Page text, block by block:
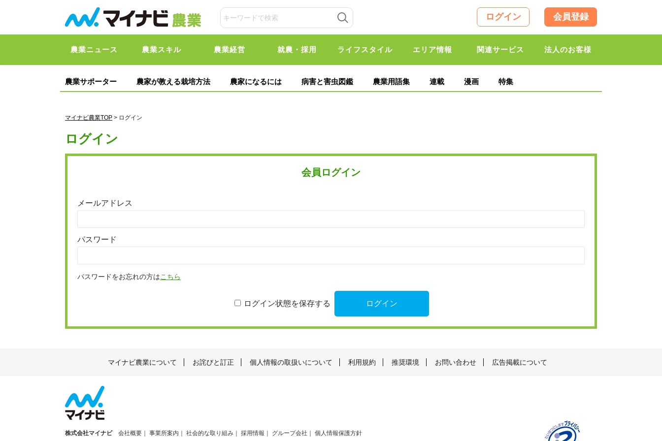
ログイン 会員登録
農業ニュース 農業スキル 農業経営 就農・採用 ライフスタイル エリア情報 関連サービス 法人のお客様
農業サポーター 農家が教える栽培方法 農家になるには 病害と害虫図鑑 農業用語集 連載 漫画 特集
マイナビ農業TOP > ログイン
ログイン
会員ログイン
メールアドレス
パスワード
パスワードをお忘れの方はこちら
ログイン状態を保存する
マイナビ農業について お詫びと訂正 個人情報の取扱いについて 利用規約 推奨環境 お問い合わせ 広告掲載について
株式会社マイナビ 会社概要 事業所案内 社会的な取り組み 採用情報 グループ会社 個人情報保護方針